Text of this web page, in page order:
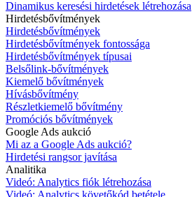
Dinamikus keresési hirdetések létrehozása
Hirdetésbővítmények
Hirdetésbővítmények
Hirdetésbővítmények fontossága
Hirdetésbővítmények típusai
Belsőlink-bővítmények
Kiemelő bővítmények
Hívásbővítmény
Részletkiemelő bővítmény
Promóciós bővítmények
Google Ads aukció
Mi az a Google Ads aukció?
Hirdetési rangsor javítása
Analitika
Videó: Analytics fiók létrehozása